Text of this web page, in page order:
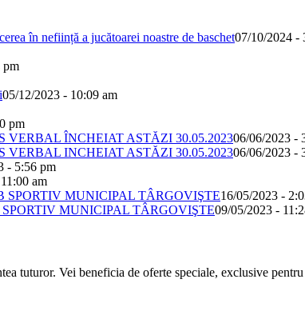
în neființă a jucătoarei noastre de baschet07/10/2024 -
pm
05/12/2023 - 10:09 am
pm
VERBAL ÎNCHEIAT ASTĂZI 30.05.202306/06/2023 -
VERBAL INCHEIAT ASTĂZI 30.05.202306/06/2023 -
- 5:56 pm
am
SPORTIV MUNICIPAL TÂRGOVIŞTE16/05/2023 -
MUNICIPAL TÂRGOVIŞTE09/05/2023 -
tuturor. Vei beneficia de oferte speciale, exclusive